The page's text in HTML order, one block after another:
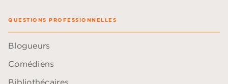
QUESTIONS PROFESSIONNELLES
Blogueurs
Comédiens
Bibliothécaires